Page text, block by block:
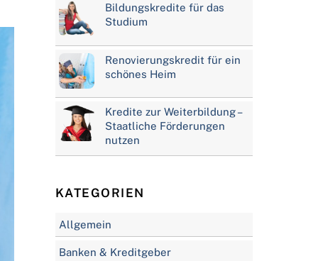
Bildungskredite für das
Studium
Renovierungskredit für ein
schönes Heim
Kredite zur Weiterbildung –
Staatliche Förderungen
nutzen
KATEGORIEN
Allgemein
Banken & Kreditgeber